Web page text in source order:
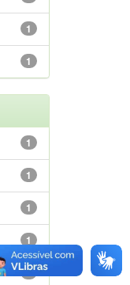
1
1
1
1
1
1
1